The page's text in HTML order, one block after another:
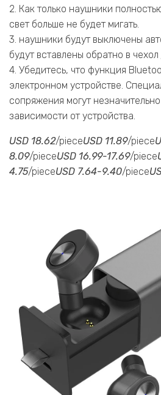
2. Как только наушники
свет больше не будет мигать.
3. наушники будут выключены
будут вставлены обратно в чехол
4. Убедитесь, что функция
электронном устройстве.
сопряжения могут незначительно
зависимости от устройства.
USD 18.62/pieceUSD 11.89/piece
8.09/pieceUSD 16.99-17.69/piece
4.75/pieceUSD 7.64-9.40/piece